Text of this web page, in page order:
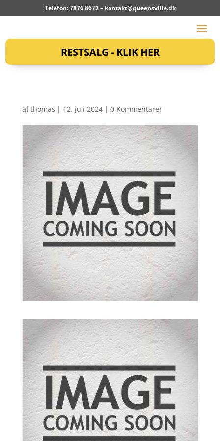
Telefon: 7876 8672 – kontakt@queensville.dk
RESTSALG - KLIK HER
afthomas | 12. juli 2024| 0 Kommentarer